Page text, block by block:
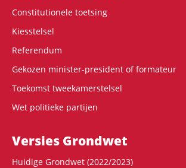
Constitutionele toetsing
Kiesstelsel
Referendum
Gekozen minister-president of formateur
Toekomst tweekamerstelsel
Wet politieke partijen
Versies Grondwet
Huidige Grondwet (2022/2023)